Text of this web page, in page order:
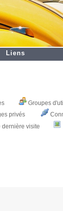
Liens
Groupes
privés
dernière visite